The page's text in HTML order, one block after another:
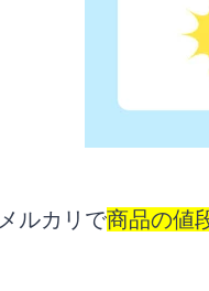
メルカリで商品の値